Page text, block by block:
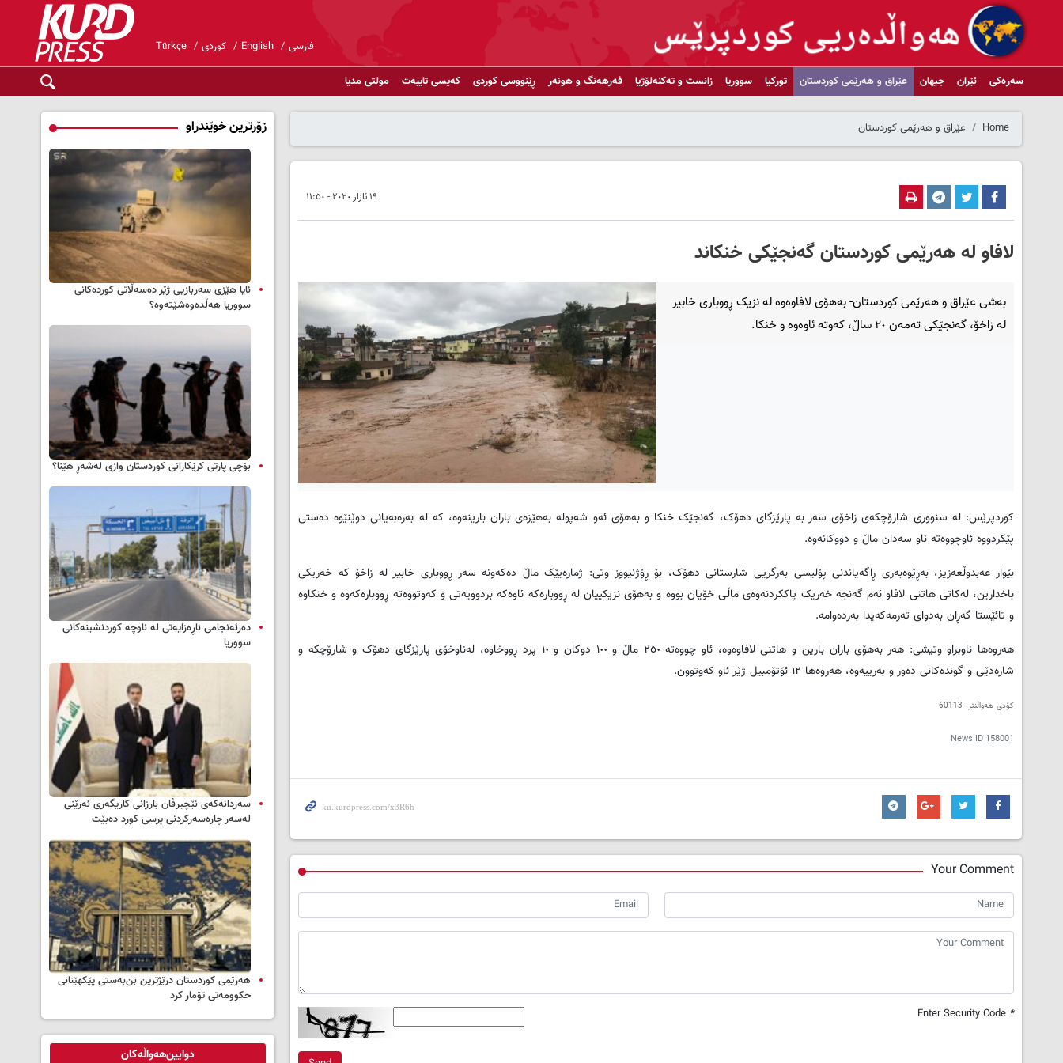
فارسی English کوردی Türkçe
سەرەکی ئێران جیهان عێراق و هەرێمی کوردستان تورکیا سووریا زانست و تەکنەلۆژیا فەرهەنگ و هونەر ڕێنووسی کوردی کەیسی تایبەت مولتی مدیا
Home عێراق و هەرێمی کوردستان
١٩ ئازار ٢٠٢٠ - ١١:٥٠
لافاو لە هەرێمی کوردستان گەنجێکی خنکاند
بەشی عێراق و هەرێمی کوردستان- بەهۆی لافاوەوە له‌ نزیک ڕووباری خابیر
لە زاخۆ، گه‌نجێکی ته‌مه‌ن ٢٠ ساڵ، که‌وته‌ ئاوه‌وه‌ و خنکا.
کوردپرێس: له‌ سنووری شارۆچکه‌ی زاخۆی سه‌ر به‌ پارێزگای دهۆک، گه‌نجێک خنکا و به‌هۆی ئه‌و شه‌پوله‌ به‌هێزه‌ی باران بارینه‌وه‌، که‌ له‌ به‌ره‌به‌یانی دوێنێوە ده‌ستی
پێکردووه‌ ئاوچووه‌ته‌ ناو سه‌دان ماڵ و دووکانه‌وه‌.
بێوار عه‌بدوڵعه‌زیز، به‌ڕێوه‌به‌ری ڕاگه‌یاندنی پۆلیسی به‌رگریی شارستانی دهۆک، بۆ ڕۆژنیووز وتی: ژماره‌یێک ماڵ ده‌که‌ونه‌ سه‌ر ڕووباری خابیر له‌ زاخۆ که‌ خه‌ریکی
باخدارین، له‌کاتی هاتنی لافاو ئه‌م گه‌نجه‌ خه‌ریک پاککردنه‌وه‌ی ماڵی خۆیان بووه‌ و به‌هۆی نزیکییان له ‌ڕووباره‌که‌ ئاوه‌که‌ بردوویەتی و که‌وتووه‌ته‌ ڕووباره‌که‌وه‌ و خنکاوه‌
و تائێستا گه‌ڕان بەدوای تەرمەکەیدا بەردەوامە.
هه‌روه‌ها ناوبراو وتیشی: هه‌ر به‌هۆی باران بارین و هاتنی لافاوه‌وه‌، ئاو چووه‌ته‌ ٢٥٠ ماڵ و ١٠٠ دوکان و ١٠ پرد ڕووخاوە، له‌ناوخۆی پارێزگای دهۆک و شارۆچکه‌ و
شاره‌دێی و گونده‌کانی ده‌ور و به‌رییه‌وه‌، هه‌روه‌ها ١٢ ئۆتۆمبیل ژێر ئاو که‌وتوون.
کۆدی هەواڵنێر: 60113
News ID 158001
Your Comment
*
زۆرترین خوێندراو
ئایا هێزی سەربازیی ژێر دەسەڵاتی کوردەکانی
سووریا هەڵدەوەشێتەوە؟
بۆچی پارتی کرێکارانی کوردستان وازی لەشەڕ هێنا؟
دەرئەنجامی ناڕەزایەتی لە ناوچە کوردنشینەکانی
سووریا
سه‌ردانه‌کەی نێچیرڤان بارزانی كاریگه‌ری ئه‌رێنی
له‌سه‌ر چاره‌سه‌ركردنی پرسی كورد ده‌بێت
هەرێمی کوردستان درێژترین بن‌بەستی پێکهێنانی
حکوومەتی تۆمار کرد
دوایین‌هەواڵەکان